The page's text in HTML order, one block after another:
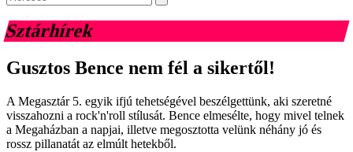
Sztárhírek
Gusztos Bence nem fél a sikertől!
A Megasztár 5. egyik ifjú tehetségével beszélgettünk, aki szeretné
visszahozni a rock'n'roll stílusát. Bence elmesélte, hogy mivel telnek
a Megaházban a napjai, illetve megosztotta velünk néhány jó és
rossz pillanatát az elmúlt hetekből.